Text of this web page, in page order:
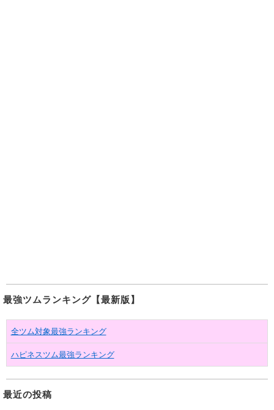
最強ツムランキング【最新版】
全ツム対象最強ランキング
ハピネスツム最強ランキング
最近の投稿